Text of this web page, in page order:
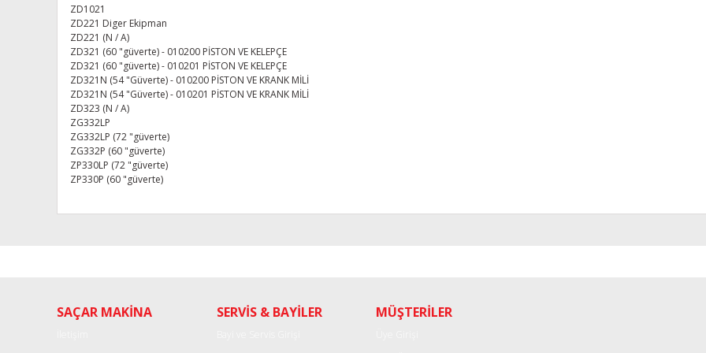
ZD1021
ZD221 Diger Ekipman
ZD221 (N / A)
ZD321 (60 "güverte) - 010200 PİSTON VE KELEPÇE
ZD321 (60 "güverte) - 010201 PİSTON VE KELEPÇE
ZD321N (54 "Güverte) - 010200 PİSTON VE KRANK MİLİ
ZD321N (54 "Güverte) - 010201 PİSTON VE KRANK MİLİ
ZD323 (N / A)
ZG332LP
ZG332LP (72 "güverte)
ZG332P (60 "güverte)
ZP330LP (72 "güverte)
ZP330P (60 "güverte)
Ürün açıklamasında eksik bilgiler bulunuyor.
SAÇAR MAKİNA SERVİS & BAYİLER MÜŞTERİLER